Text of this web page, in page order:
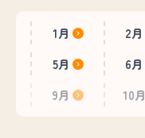
1月 2月
5月
6月
9月
10月